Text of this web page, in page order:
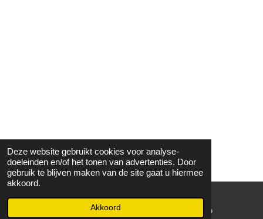
Deze website gebruikt cookies voor analyse-
doeleinden en/of het tonen van advertenties. Door
gebruik te blijven maken van de site gaat u hiermee
akkoord.
Akkoord WhatsApp